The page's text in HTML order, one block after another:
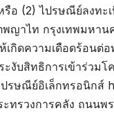
อ (2) ไปรษณีย์ลงทะ
ญาไท กรุงเทพมหา
เกิดความเดือดร้อนต่
งับสิทธิการเข้าร่วมโ
ปรษณีย์อิเล็กทรอนิก
ะทรวงการคลัง ถนน